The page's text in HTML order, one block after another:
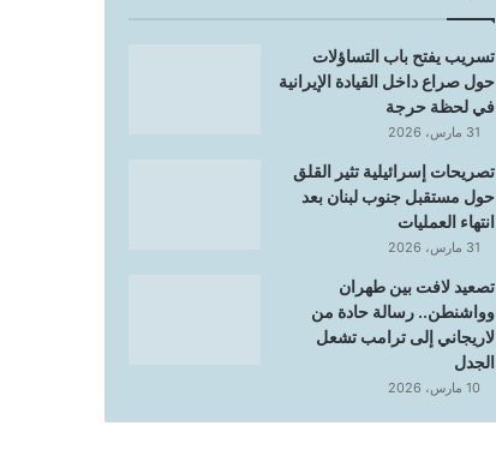
تسريب يفتح باب التساؤلات
حول صراع داخل القيادة الإيرانية
في لحظة حرجة
31 مارس، 2026
تصريحات إسرائيلية تثير القلق
حول مستقبل جنوب لبنان بعد
انتهاء العمليات
31 مارس، 2026
تصعيد لافت بين طهران
وواشنطن.. رسالة حادة من
لاريجاني إلى ترامب تشعل
الجدل
10 مارس، 2026